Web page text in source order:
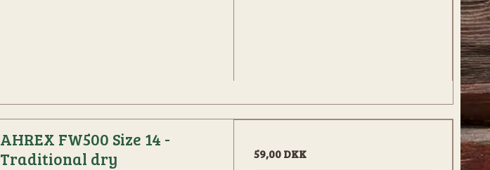
AHREX FW500 Size 14 -
Traditional dry
59,00 DKK